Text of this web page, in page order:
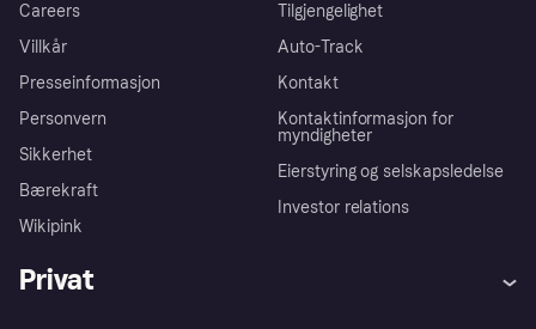
Careers
Villkår
Presseinformasjon
Personvern
Sikkerhet
Bærekraft
Wikipink
Tilgjengelighet
Auto-Track
Kontakt
Kontaktinformasjon for
myndigheter
Eierstyring og selskapsledelse
Investor relations
Privat